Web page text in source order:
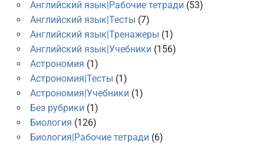
Английский язык|Рабочие тетради (53)
Английский язык|Тесты (7)
Английский язык|Тренажеры (1)
Английский язык|Учебники (156)
Астрономия (1)
Астрономия|Тесты (1)
Астрономия|Учебники (1)
Без рубрики (1)
Биология (126)
Биология|Рабочие тетради (6)